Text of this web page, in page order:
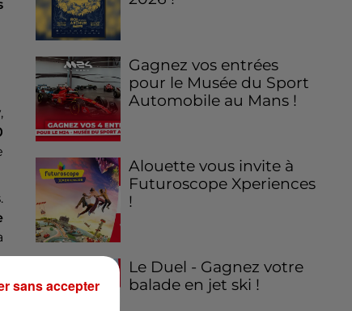
,
.
Gagnez vos entrées
pour le Musée du Sport
Automobile au Mans !
Alouette vous invite à
Futuroscope Xperiences
!
Le Duel - Gagnez votre
balade en jet ski !
sans accepter